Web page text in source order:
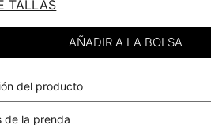
TALLAS
del producto
de la prenda